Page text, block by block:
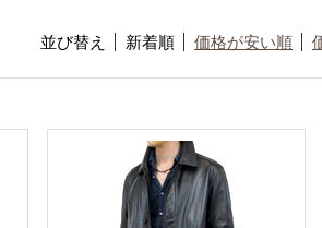
並び替え 新着順 価格が安い順